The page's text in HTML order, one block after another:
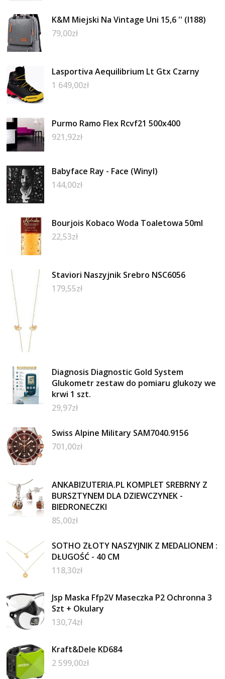
K&M Miejski Na Vintage Uni 15,6 '' (I188)
79,00zł
Lasportiva Aequilibrium Lt Gtx Czarny
1 649,00zł
Purmo Ramo Flex Rcvf21 500x400
921,92zł
Babyface Ray - Face (Winyl)
144,00zł
Bourjois Kobaco Woda Toaletowa 50ml
22,53zł
Staviori Naszyjnik Srebro NSC6056
179,55zł
Diagnosis Diagnostic Gold System
Glukometr zestaw do pomiaru glukozy we
krwi 1 szt.
29,97zł
Swiss Alpine Military SAM7040.9156
701,00zł
ANKABIZUTERIA.PL KOMPLET SREBRNY Z
BURSZTYNEM DLA DZIEWCZYNEK -
BIEDRONECZKI
85,00zł
SOTHO ZŁOTY NASZYJNIK Z MEDALIONEM :
DŁUGOŚĆ - 40 CM
118,30zł
Jsp Maska Ffp2V Maseczka P2 Ochronna 3
Szt + Okulary
130,74zł
Kraft&Dele KD684
2 599,00zł